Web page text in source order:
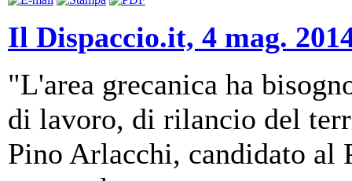
Il Dispaccio.it, 4 mag.
"L'area grecanica ha
di lavoro, di rilancio del
Pino Arlacchi, candidato al